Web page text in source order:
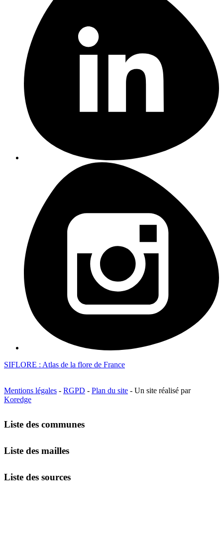
SIFLORE : Atlas de la flore de France
Mentions légales - RGPD - Plan du site - Un site réalisé par
Koredge
Liste des communes
Liste des mailles
Liste des sources